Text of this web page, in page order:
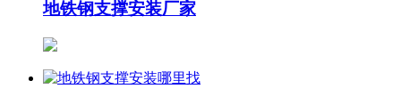
地铁钢支撑安装厂家